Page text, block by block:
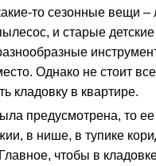
то сезонные вещи
и старые
Однако не стоит
кладовку в квартире.
предусмотрена, то
в нише, в тупике
чтобы в